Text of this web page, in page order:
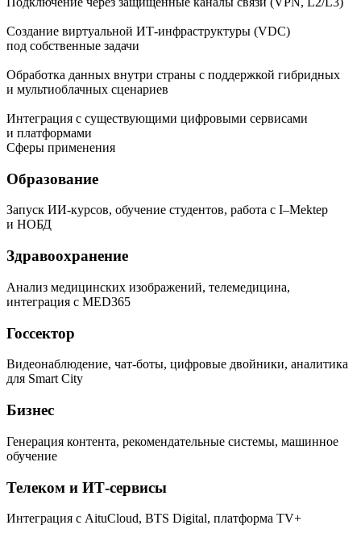
Создание виртуальной ИТ‑инфраструктуры (VDC)
под собственные задачи
Обработка данных внутри страны с поддержкой гибридных
и мультиоблачных сценариев
Интеграция с существующими цифровыми сервисами
и платформами
Сферы применения
Образование
Запуск ИИ-курсов, обучение студентов, работа с I–Mektep
и НОБД
Здравоохранение
Анализ медицинских изображений, телемедицина,
интеграция с MED365
Госсектор
Видеонаблюдение, чат-боты, цифровые двойники, аналитика
для Smart City
Бизнес
Генерация контента, рекомендательные системы, машинное
обучение
Телеком и ИТ‑сервисы
Интеграция с AituCloud, BTS Digital, платформа TV+